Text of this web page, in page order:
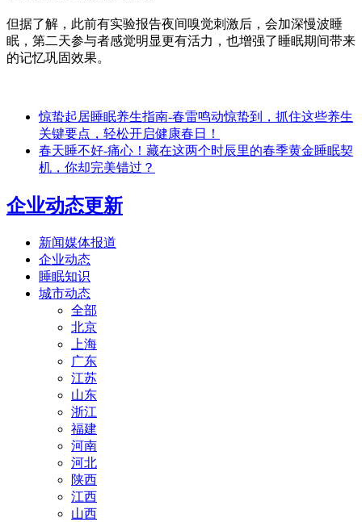
但据了解，此前有实验报告夜间嗅觉刺激后，会加深慢波睡
眠，第二天参与者感觉明显更有活力，也增强了睡眠期间带来
的记忆巩固效果。
惊蛰起居睡眠养生指南-春雷鸣动惊蛰到，抓住这些养生
关键要点，轻松开启健康春日！
春天睡不好-痛心！藏在这两个时辰里的春季黄金睡眠契
机，你却完美错过？
企业动态更新
新闻媒体报道
企业动态
睡眠知识
城市动态
全部
北京
上海
广东
江苏
山东
浙江
福建
河南
河北
陕西
江西
山西